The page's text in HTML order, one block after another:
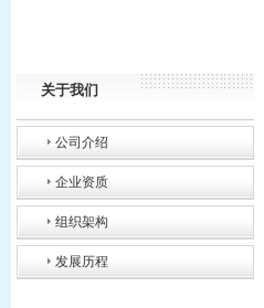
关于我们
公司介绍
企业资质
组织架构
发展历程